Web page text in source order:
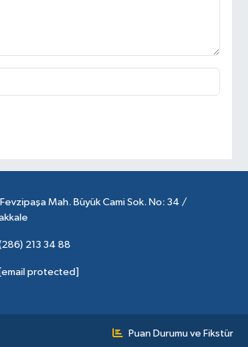
Fevzipaşa Mah. Büyük Cami Sok. No: 34 /
213 34 88
[email protected]
Puan Durumu ve Fikstür